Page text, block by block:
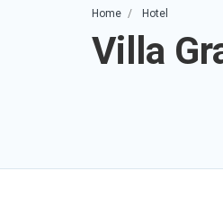
Home Hotel
Villa